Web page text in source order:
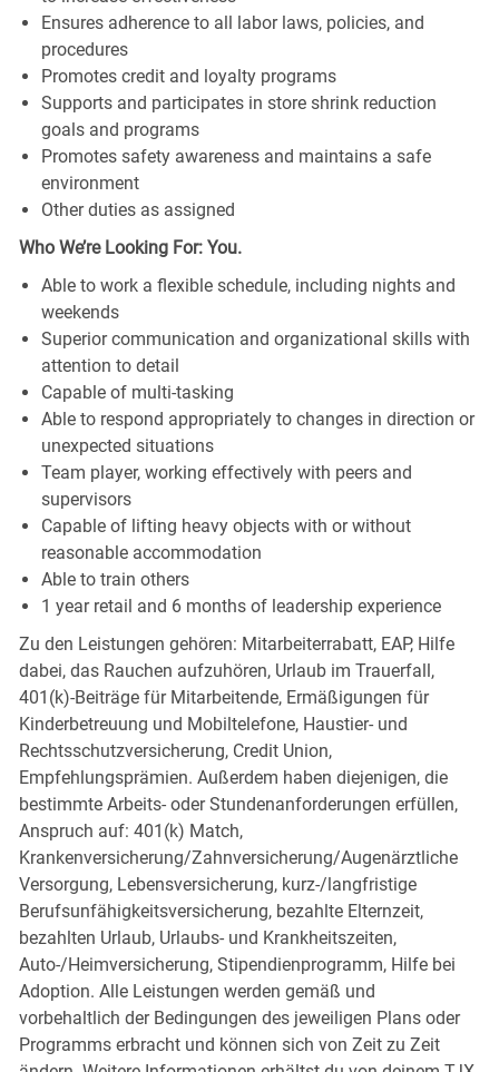
Ensures adherence to all labor laws, policies, and
procedures
Promotes credit and loyalty programs
Supports and participates in store shrink reduction
goals and programs
Promotes safety awareness and maintains a safe
environment
Other duties as assigned
Who We’re Looking For: You.
Able to work a flexible schedule, including nights and
weekends
Superior communication and organizational skills with
attention to detail
Capable of multi-tasking
Able to respond appropriately to changes in direction or
unexpected situations
Team player, working effectively with peers and
supervisors
Capable of lifting heavy objects with or without
reasonable accommodation
Able to train others
1 year retail and 6 months of leadership experience
Zu den Leistungen gehören: Mitarbeiterrabatt, EAP, Hilfe
dabei, das Rauchen aufzuhören, Urlaub im Trauerfall,
401(k)-Beiträge für Mitarbeitende, Ermäßigungen für
Kinderbetreuung und Mobiltelefone, Haustier- und
Rechtsschutzversicherung, Credit Union,
Empfehlungsprämien. Außerdem haben diejenigen, die
bestimmte Arbeits- oder Stundenanforderungen erfüllen,
Anspruch auf: 401(k) Match,
Krankenversicherung/Zahnversicherung/Augenärztliche
Versorgung, Lebensversicherung, kurz-/langfristige
Berufsunfähigkeitsversicherung, bezahlte Elternzeit,
bezahlten Urlaub, Urlaubs- und Krankheitszeiten,
Auto-/Heimversicherung, Stipendienprogramm, Hilfe bei
Adoption. Alle Leistungen werden gemäß und
vorbehaltlich der Bedingungen des jeweiligen Plans oder
Programms erbracht und können sich von Zeit zu Zeit